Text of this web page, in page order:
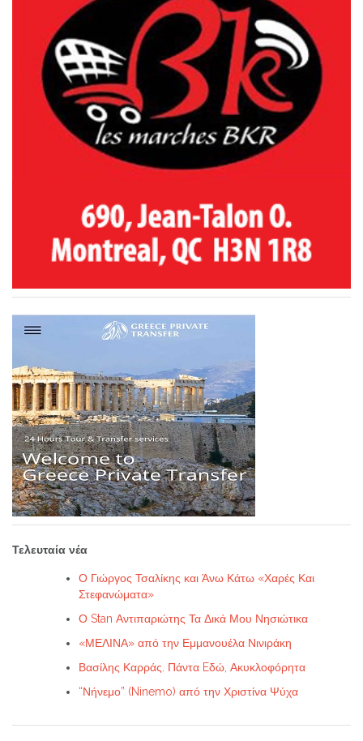
Τελευταία νέα
Ο Γιώργος Τσαλίκης και Άνω Κάτω «Χαρές Και
Στεφανώματα»
Ο Stan Αντιπαριώτης Τα Δικά Μου Νησιώτικα
«ΜΕΛΙΝΑ» από την Εμμανουέλα Νινιράκη
Βασίλης Καρράς. Πάντα Eδώ, Ακυκλοφόρητα
“Νήνεμο” (Ninemo) από την Χριστίνα Ψύχα